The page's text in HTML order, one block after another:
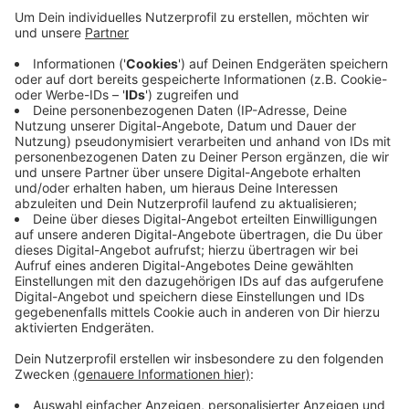
wurde bei dem Zusammenstoß leicht verletzt. Eine
Passantin hat den Autofahrer angesprochen, der
hat sich aber nicht weiter um das Kind gekümmert.
Es ist in ein Krankenhaus gekommen. Die Polizei
sucht auch die Frau, die mit dem Autofahrer
gesprochen hat.
Bitte melden Sie sich bei der Polizei unter der
Telefonnummer 02333-9166-2100.
Veröffentlicht:Freitag, 16.05.2025 16:10
Anzeige